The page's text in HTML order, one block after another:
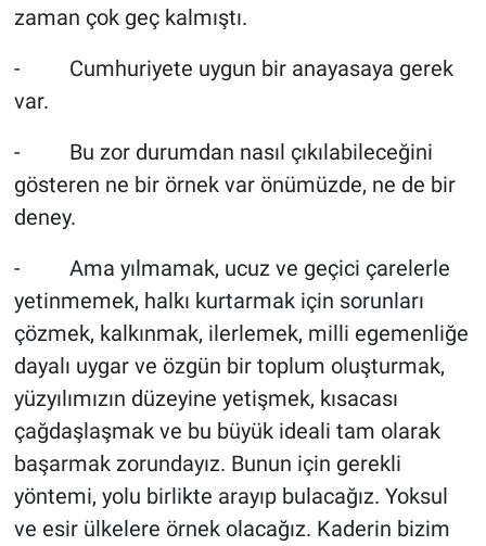
zaman çok geç kalmıştı.
- Cumhuriyete uygun bir anayasaya gerek
var.
- Bu zor durumdan nasıl çıkılabileceğini
gösteren ne bir örnek var önümüzde, ne de bir
deney.
- Ama yılmamak, ucuz ve geçici çarelerle
yetinmemek, halkı kurtarmak için sorunları
çözmek, kalkınmak, ilerlemek, milli egemenliğe
dayalı uygar ve özgün bir toplum oluşturmak,
yüzyılımızın düzeyine yetişmek, kısacası
çağdaşlaşmak ve bu büyük ideali tam olarak
başarmak zorundayız. Bunun için gerekli
yöntemi, yolu birlikte arayıp bulacağız. Yoksul
ve esir ülkelere örnek olacağız. Kaderin bizim